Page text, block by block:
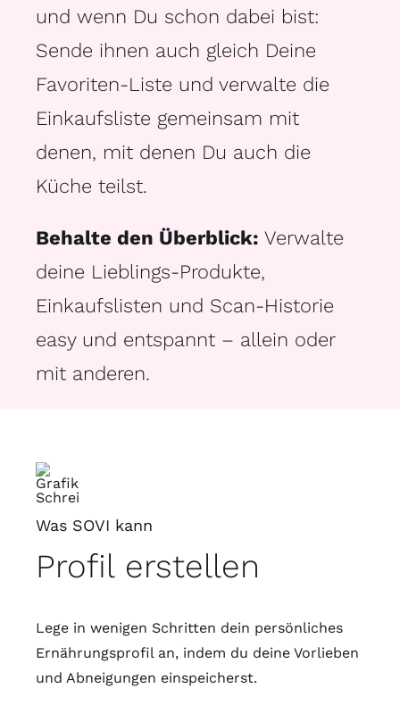
und wenn Du schon dabei bist:
Sende ihnen auch gleich Deine
Favoriten-Liste und verwalte die
Einkaufsliste gemeinsam mit
denen, mit denen Du auch die
Küche teilst.
Behalte den Überblick: Verwalte
deine Lieblings-Produkte,
Einkaufslisten und Scan-Historie
easy und entspannt – allein oder
mit anderen.
Was SOVI kann
Profil erstellen
Lege in wenigen Schritten dein persönliches
Ernährungsprofil an, indem du deine Vorlieben
und Abneigungen einspeicherst.